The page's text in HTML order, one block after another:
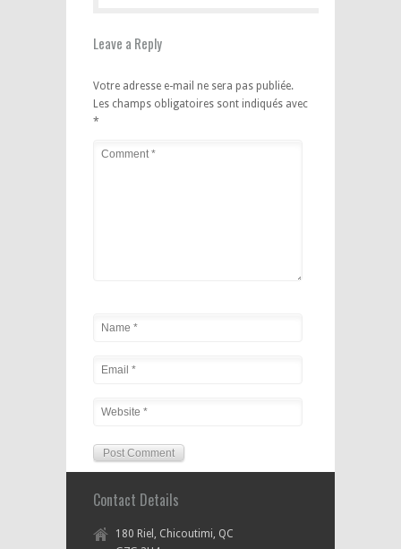
Leave a Reply
Votre adresse e-mail ne sera pas publiée.
Les champs obligatoires sont indiqués avec
*
Contact Details
180 Riel, Chicoutimi, QC